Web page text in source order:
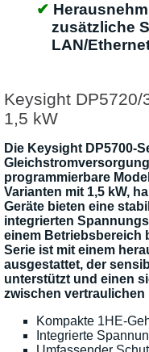
zusätzliche
LAN/
Keysight
1,5 kW
Die Keysight DP5700-
programmierbare
Varianten mit 1,5 kW,
Geräte bieten eine
integrierten
einem Betriebsbereich
Serie ist mit einem
ausgestattet, der
unterstützt und einen
zwischen
Kompakte 1HE-
Integrierte